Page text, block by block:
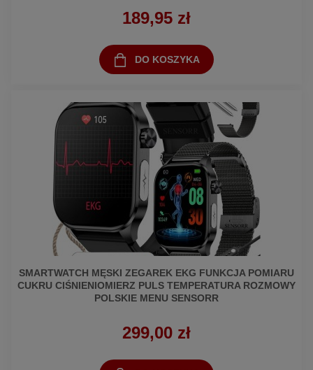
189,95 zł
DO KOSZYKA
SMARTWATCH MĘSKI ZEGAREK EKG FUNKCJA POMIARU
CUKRU CIŚNIENIOMIERZ PULS TEMPERATURA ROZMOWY
POLSKIE MENU SENSORR
299,00 zł